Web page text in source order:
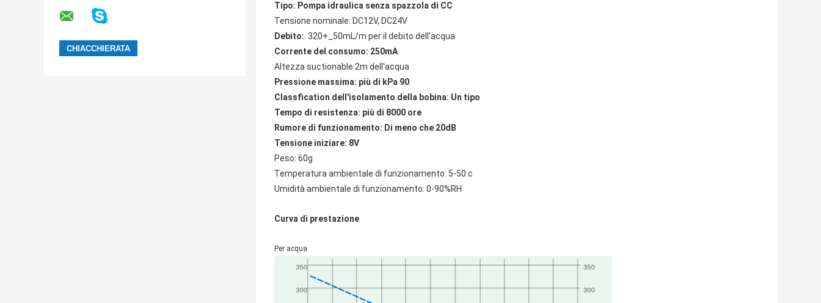
Tipo: Pompa idraulica senza spazzola di CC
Tensione nominale: DC12V, DC24V
Debito: 320+_50mL/m per il debito dell'acqua
Corrente del consumo: 250mA
Altezza suctionable 2m dell'acqua
Pressione massima: più di kPa 90
Classfication dell'isolamento della bobina: Un tipo
Tempo di resistenza: più di 8000 ore
Rumore di funzionamento: Di meno che 20dB
Tensione iniziare: 8V
Peso: 60g
Temperatura ambientale di funzionamento: 5-50.c
Umidità ambientale di funzionamento: 0-90%RH
Curva di prestazione
Per acqua